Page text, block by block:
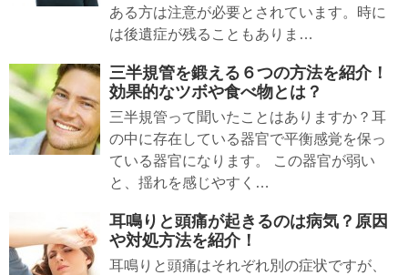
ある方は注意が必要とされています。時に
は後遺症が残ることもありま…
三半規管を鍛える６つの方法を紹介！
効果的なツボや食べ物とは？
三半規管って聞いたことはありますか？耳
の中に存在している器官で平衡感覚を保っ
ている器官になります。 この器官が弱い
と、揺れを感じやすく…
耳鳴りと頭痛が起きるのは病気？原因
や対処方法を紹介！
耳鳴りと頭痛はそれぞれ別の症状ですが、